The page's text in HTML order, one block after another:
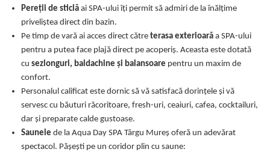
Pereții de sticlă ai SPA-ului îți permit să admiri de la înălțime
priveliștea direct din bazin.
Pe timp de vară ai acces direct către terasa exterioară a SPA-ului
pentru a putea face plajă direct pe acoperiș. Aceasta este dotată
cu sezlonguri, baldachine și balansoare pentru un maxim de
confort.
Personalul calificat este dornic să vă satisfacă dorințele și vă
servesc cu băuturi răcoritoare, fresh-uri, ceaiuri, cafea, cocktailuri,
dar și preparate calde gustoase.
Saunele de la Aqua Day SPA Târgu Mureș oferă un adevărat
spectacol. Pășești pe un coridor plin cu saune: